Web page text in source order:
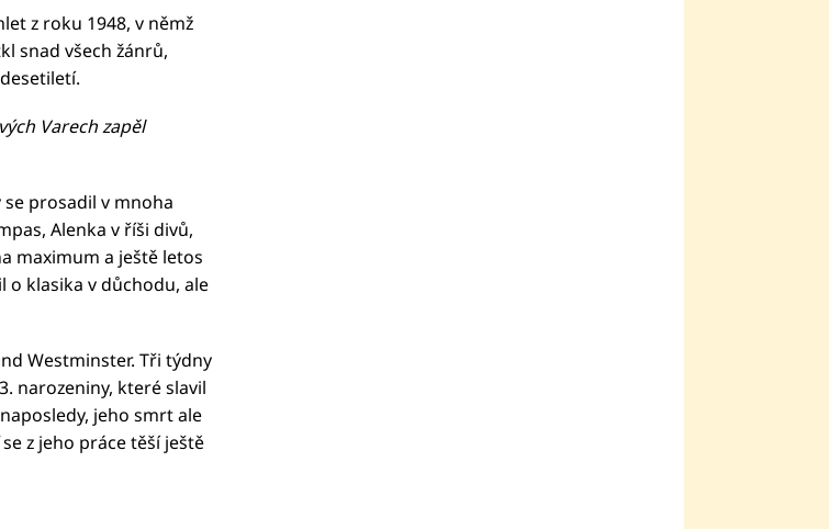
z roku 1948, v němž
snad všech žánrů,
Varech zapěl
prosadil v mnoha
Alenka v říši divů,
maximum a ještě letos
o klasika v důchodu, ale
Westminster. Tři týdny
narozeniny, které slavil
jeho smrt ale
z jeho práce těší ještě